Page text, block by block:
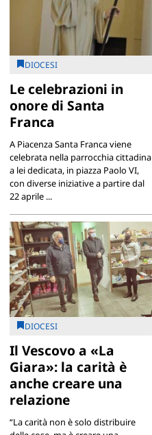
DIOCESI
Le celebrazioni in
onore di Santa
Franca
A Piacenza Santa Franca viene
celebrata nella parrocchia cittadina
a lei dedicata, in piazza Paolo VI,
con diverse iniziative a partire dal
22 aprile ...
DIOCESI
Il Vescovo a «La
Giara»: la carità è
anche creare una
relazione
“La carità non è solo distribuire